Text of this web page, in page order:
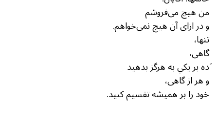
من هیچ می‌فروشم
و در ازای آن هیچ نمی‌خواهم.
تنها،
گاهی،
َده بر یکي به هرگز بدهید
و هر از گاهی،
خود را بر همیشه تقسیم کنید.